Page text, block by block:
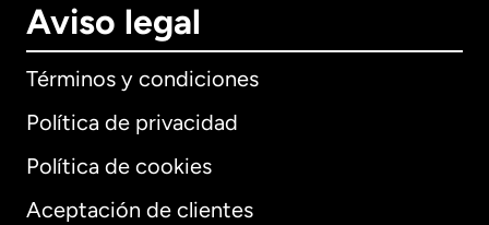
Aviso legal
Términos y condiciones
Política de privacidad
Política de cookies
Aceptación de clientes